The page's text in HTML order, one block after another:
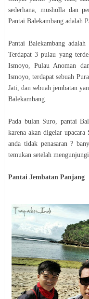
sederhana, musholla dan
Pantai Balekambang adalah
Pantai Balekambang
Terdapat 3 pulau yang
Ismoyo, Pulau Anoman
Ismoyo, terdapat sebuah
Jati, dan sebuah jembatan
Balekambang.
Pada bulan Suro, pantai
karena akan digelar upacara
anda tidak penasaran ?
temukan setelah
Pantai Jembatan Panjang